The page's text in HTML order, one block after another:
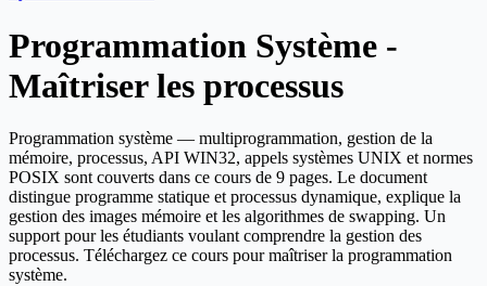
Programmation Système -
Maîtriser les processus
Programmation système — multiprogrammation, gestion de la
mémoire, processus, API WIN32, appels systèmes UNIX et normes
POSIX sont couverts dans ce cours de 9 pages. Le document
distingue programme statique et processus dynamique, explique la
gestion des images mémoire et les algorithmes de swapping. Un
support pour les étudiants voulant comprendre la gestion des
processus. Téléchargez ce cours pour maîtriser la programmation
système.